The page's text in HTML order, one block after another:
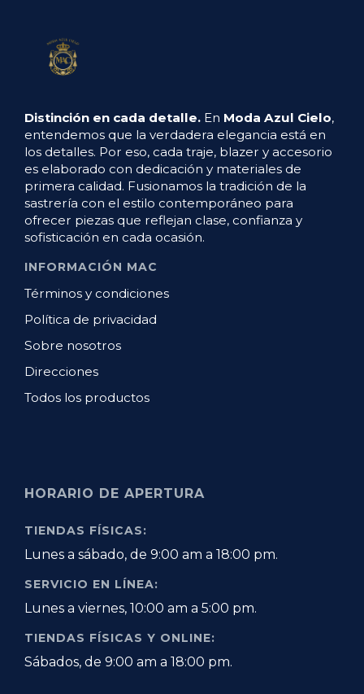
Distinción en cada detalle. En Moda Azul Cielo,
entendemos que la verdadera elegancia está en
los detalles. Por eso, cada traje, blazer y accesorio
es elaborado con dedicación y materiales de
primera calidad. Fusionamos la tradición de la
sastrería con el estilo contemporáneo para
ofrecer piezas que reflejan clase, confianza y
sofisticación en cada ocasión.
INFORMACIÓN MAC
Términos y condiciones
Política de privacidad
Sobre nosotros
Direcciones
Todos los productos
HORARIO DE APERTURA
TIENDAS FÍSICAS:
Lunes a sábado, de 9:00 am a 18:00 pm.
SERVICIO EN LÍNEA:
Lunes a viernes, 10:00 am a 5:00 pm.
TIENDAS FÍSICAS Y ONLINE:
Sábados, de 9:00 am a 18:00 pm.